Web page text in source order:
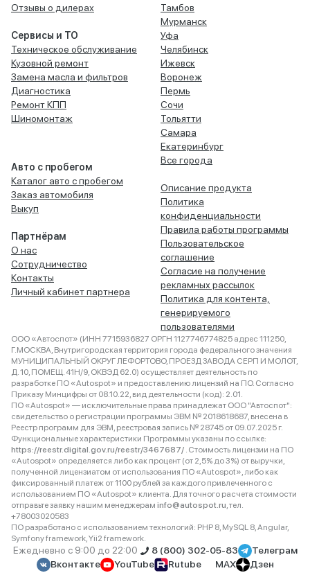
Отзывы о дилерах
Сервисы и ТО
Техническое обслуживание
Кузовной ремонт
Замена масла и фильтров
Диагностика
Ремонт КПП
Шиномонтаж
Авто с пробегом
Каталог авто с пробегом
Заказ автомобиля
Выкуп
Партнёрам
О нас
Сотрудничество
Контакты
Личный кабинет партнера
Тамбов
Мурманск
Уфа
Челябинск
Ижевск
Воронеж
Пермь
Сочи
Тольятти
Самара
Екатеринбург
Все города
Описание продукта
Политика
конфиденциальности
Правила работы программы
Пользовательское
соглашение
Согласие на получение
рекламных рассылок
Политика для контента,
генерируемого
пользователями
ООО «Автоспот» (ИНН 7715936827 ОРГН 1127746774825 адрес 111250,
Г.МОСКВА, Внутригородская территория города федерального значения
МУНИЦИПАЛЬНЫЙ ОКРУГ ЛЕФОРТОВО, ПРОЕЗД ЗАВОДА СЕРП И МОЛОТ,
Д. 10, ПОМЕЩ. 41Н/9, ОКВЭД 62.0) осуществляет деятельность по
разработке ПО «Autospot» и предоставлению лицензий на ПО. Согласно
Приказу Минцифры от 08.10.22, вид деятельности (код): 2.01.
ПО «Autospot» — исключительные права принадлежат ООО "Автоспот":
свидетельство о регистрации программы ЭВМ № 2018618687, внесена в
Реестр программ для ЭВМ, реестровая запись № 28745 от 09.07.2025 г.
Функциональные характеристики Программы указаны по ссылке:
https://reestr.digital.gov.ru/reestr/3467687/ . Стоимость лицензии на ПО
«Autospot» определяется либо как процент (от 2,5% до 3%) от выручки,
полученной лицензиатом от использования ПО «Autospot», либо как
фиксированный платеж от 1100 рублей за каждого привлеченного с
использованием ПО «Autospot» клиента. Для точного расчета стоимости
отправьте заявку нашим менеджерам info@autospot.ru, тел.
+78003020583
ПО разработано с использованием технологий: PHP 8, MySQL 8, Angular,
Symfony framework, Yii2 framework.
Ежедневно с 9:00 до 22:00 8 (800) 302-05-83
Телеграм
Вконтакте
YouTube Rutube MAX
Дзен